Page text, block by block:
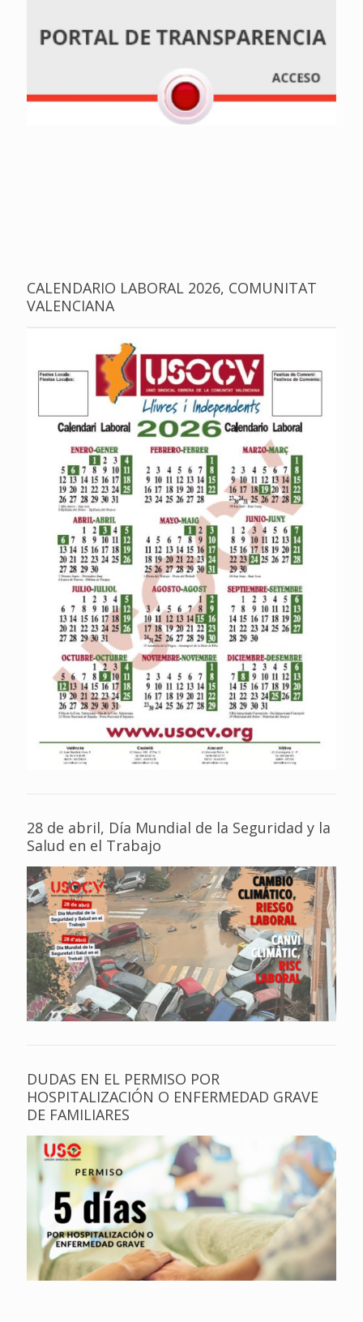
CALENDARIO LABORAL 2026, COMUNITAT
VALENCIANA
28 de abril, Día Mundial de la Seguridad y la
Salud en el Trabajo
DUDAS EN EL PERMISO POR
HOSPITALIZACIÓN O ENFERMEDAD GRAVE
DE FAMILIARES